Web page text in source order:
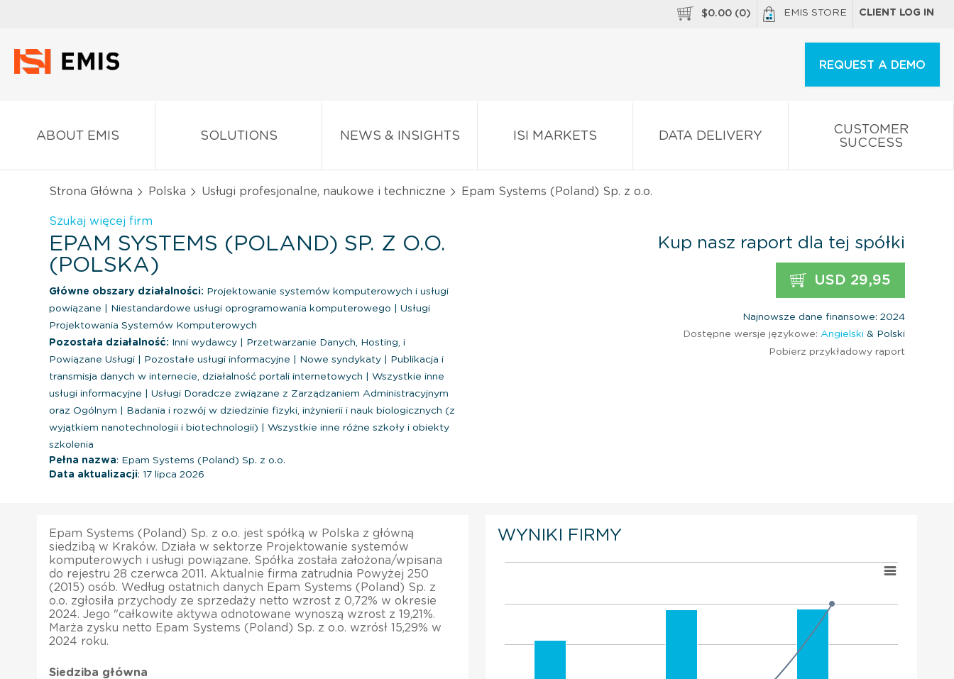
$0.00 (0) EMIS STORE CLIENT LOG IN
REQUEST A DEMO
ABOUT EMIS SOLUTIONS NEWS & INSIGHTS ISI MARKETS DATA DELIVERY
CUSTOMER
SUCCESS
Strona Główna Polska Usługi profesjonalne, naukowe i techniczne Epam Systems (Poland) Sp. z o.o.
Szukaj więcej firm
EPAM SYSTEMS (POLAND) SP. Z O.O.
(POLSKA)
Główne obszary działalności: Projektowanie systemów komputerowych i usługi
powiązane
Niestandardowe usługi oprogramowania komputerowego
Usługi
Projektowania Systemów Komputerowych
Pozostała działalność: Inni wydawcy
Przetwarzanie Danych, Hosting, i
Powiązane Usługi
Pozostałe usługi informacyjne Nowe syndykaty
Publikacja i
transmisja danych w internecie, działalność portali internetowych
Wszystkie inne
usługi informacyjne
Usługi Doradcze związane z Zarządzaniem Administracyjnym
oraz Ogólnym
Badania i rozwój w dziedzinie fizyki, inżynierii i nauk biologicznych (z
wyjątkiem nanotechnologii i biotechnologii)
Wszystkie inne różne szkoły i obiekty
szkolenia
Pełna nazwa: Epam Systems (Poland) Sp. z o.o.
Data aktualizacji: 17 lipca 2026
Kup nasz raport dla tej spółki
USD 29,95
Najnowsze dane finansowe: 2024
Dostępne wersje językowe: Angielski & Polski
Pobierz przykładowy raport
Epam Systems (Poland) Sp. z o.o. jest spółką w Polska z główną
siedzibą w Kraków. Działa w sektorze Projektowanie systemów
komputerowych i usługi powiązane. Spółka została założona/wpisana
do rejestru 28 czerwca 2011. Aktualnie firma zatrudnia Powyżej 250
(2015) osób. Według ostatnich danych Epam Systems (Poland) Sp. z
o.o. zgłosiła przychody ze sprzedaży netto wzrost z 0,72% w okresie
2024. Jego "całkowite aktywa odnotowane wynoszą wzrost z 19,21%.
Marża zysku netto Epam Systems (Poland) Sp. z o.o. wzrósł 15,29% w
2024 roku.
Siedziba główna
WYNIKI FIRMY